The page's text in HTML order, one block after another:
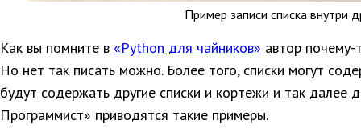
Пример записи списка внутри
Как вы помните в «Python для чайников» автор почему-
Но нет так писать можно. Более того, списки могут
будут содержать другие списки и кортежи и так далее
Программист» приводятся такие примеры.